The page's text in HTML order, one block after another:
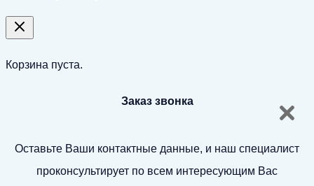
Корзина пуста.
Заказ звонка
Оставьте Ваши контактные данные, и наш специалист
проконсультирует по всем интересующим Вас